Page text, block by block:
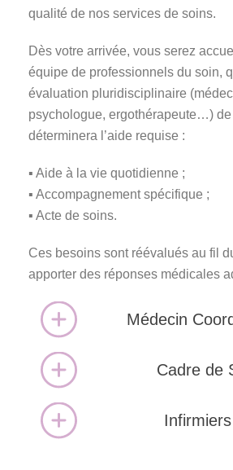
qualité de nos services de soins.
Dès votre arrivée, vous serez
équipe de professionnels du soin,
évaluation pluridisciplinaire
psychologue, ergothérapeute…)
déterminera l’aide requise :
▪ Aide à la vie quotidienne ;
▪ Accompagnement spécifique ;
▪ Acte de soins.
Ces besoins sont réévalués au fil
apporter des réponses médicales
Médecin
Cadre de